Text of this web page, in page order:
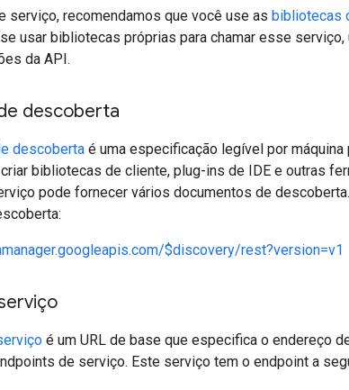
serviço, recomendamos que você use as bibliotecas
usar bibliotecas próprias para chamar esse
da API.
descoberta
descoberta é uma especificação legível por máquina
bibliotecas de cliente, plug-ins de IDE e outras
pode fornecer vários documentos de
$discovery/rest?version=v1
é um URL de base que especifica o endereço
de serviço. Este serviço tem o endpoint a